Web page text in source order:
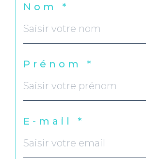
Nom *
Prénom *
E-mail *